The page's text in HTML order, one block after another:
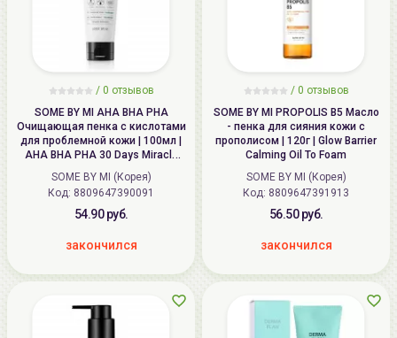
/ 0 отзывов
SOME BY MI AHA BHA PHA
Очищающая пенка с кислотами
для проблемной кожи | 100мл |
AHA BHA PHA 30 Days Miracle
Acne Clear Foam
SOME BY MI (Корея)
Код: 8809647390091
54.90 руб.
закончился
/ 0 отзывов
SOME BY MI PROPOLIS B5 Масло
- пенка для сияния кожи с
прополисом | 120г | Glow Barrier
Calming Oil To Foam
SOME BY MI (Корея)
Код: 8809647391913
56.50 руб.
закончился